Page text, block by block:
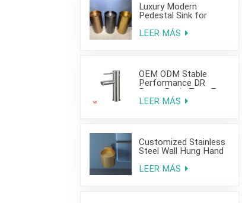
Luxury Modern
Pedestal Sink for
LEER MÁS
OEM ODM Stable
Performance DR
Brass Basin Taps For
Home Hotel Project
LEER MÁS
Customized Stainless
Steel Wall Hung Hand
Bathroom
LEER MÁS